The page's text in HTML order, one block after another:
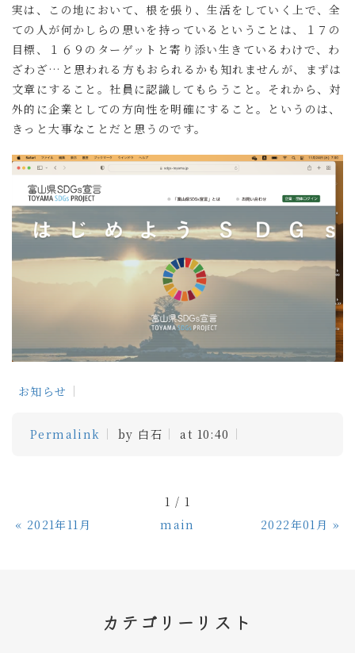
実は、この地において、根を張り、生活をしていく上で、全
ての人が何かしらの思いを持っているということは、１７の
目標、１６９のターゲットと寄り添い生きているわけで、わ
ざわざ…と思われる方もおられるかも知れませんが、まずは
文章にすること。社員に認識してもらうこと。それから、対
外的に企業としての方向性を明確にすること。というのは、
きっと大事なことだと思うのです。
お知らせ
Permalink by 白石 at 10:40
1 / 1
« 2021年11月 main 2022年01月 »
カテゴリーリスト